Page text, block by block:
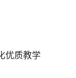
优质教学